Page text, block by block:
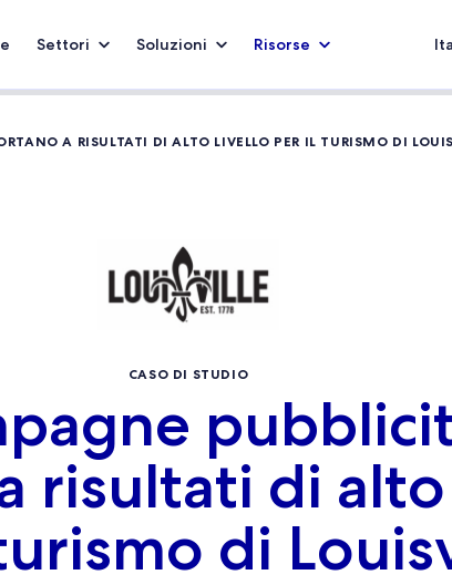
Settori Soluzioni Risorse
A RISULTATI DI ALTO LIVELLO PER IL TURISMO DI
CASO DI STUDIO
risultati di
di